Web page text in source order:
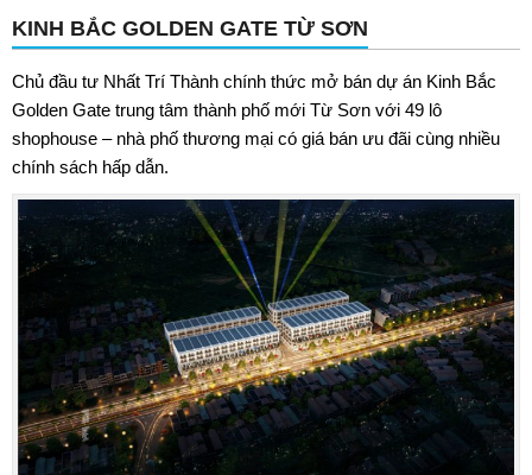
KINH BẮC GOLDEN GATE TỪ SƠN
Chủ đầu tư Nhất Trí Thành chính thức mở bán dự án Kinh Bắc
Golden Gate trung tâm thành phố mới Từ Sơn với 49 lô
shophouse – nhà phố thương mại có giá bán ưu đãi cùng nhiều
chính sách hấp dẫn.